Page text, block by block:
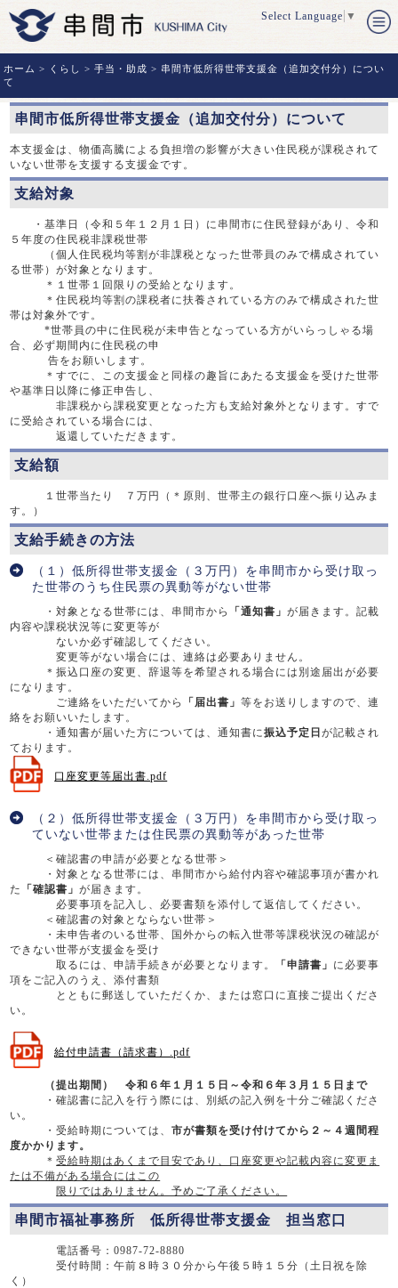
Select Language ▼
ホーム > くらし >手当・助成 > 串間市低所得世帯支援金（追加交付分）につい
て
串間市低所得世帯支援金（追加交付分）について
本支援金は、物価高騰による負担増の影響が大きい住民税が課税されて
いない世帯を支援する支援金です。
支給対象
・基準日（令和５年１２月１日）に串間市に住民登録があり、令和
５年度の住民税非課税世帯
（個人住民税均等割が非課税となった世帯員のみで構成されてい
る世帯）が対象となります。
＊１世帯１回限りの受給となります。
＊住民税均等割の課税者に扶養されている方のみで構成された世
帯は対象外です。
*世帯員の中に住民税が未申告となっている方がいらっしゃる場
合、必ず期間内に住民税の申
告をお願いします。
＊すでに、この支援金と同様の趣旨にあたる支援金を受けた世帯
や基準日以降に修正申告し、
非課税から課税変更となった方も支給対象外となります。すで
に受給されている場合には、
返還していただきます。
支給額
１世帯当たり ７万円（＊原則、世帯主の銀行口座へ振り込みま
す。）
支給手続きの方法
（１）低所得世帯支援金（３万円）を串間市から受け取っ
た世帯のうち住民票の異動等がない世帯
・対象となる世帯には、串間市から 「通知書」が届きます。記載
内容や課税状況等に変更等が
ないか必ず確認してください。
変更等がない場合には、連絡は必要ありません。
＊振込口座の変更、辞退等を希望される場合には別途届出が必要
になります。
ご連絡をいただいてから
「届出書」等をお送りしますので、連
絡をお願いいたします。
・通知書が届いた方については、通知書に振込予定日が記載され
ております。
口座変更等届出書.pdf
（２）低所得世帯支援金（３万円）を串間市から受け取っ
ていない世帯または住民票の異動等があった世帯
＜確認書の申請が必要となる世帯＞
・対象となる世帯には、串間市から給付内容や確認事項が書かれ
た
「確認書」が届きます。
必要事項を記入し、必要書類を添付して返信してください。
＜確認書の対象とならない世帯＞
・未申告者のいる世帯、国外からの転入世帯等課税状況の確認が
できない世帯が支援金を受け
取るには、申請手続きが必要となります。
「申請書」 に必要事
項をご記入のうえ、添付書類
とともに郵送していただくか、または窓口に直接ご提出くださ
い。
給付申請書（請求書）.pdf
（提出期間） 令和６年１月１５日～令和６年３月１５日まで
・確認書に記入を行う際には、別紙の記入例を十分ご確認くださ
い。
・受給時期については、市が書類を受け付けてから２～４週間程
度かかります。
＊受給時期はあくまで目安であり、口座変更や記載内容に変更ま
たは不備がある場合にはこの
限りではありません。予めご了承ください。
串間市福祉事務所 低所得世帯支援金 担当窓口
電話番号：0987-72-8880
受付時間：午前８時３０分から午後５時１５分（土日祝を除
く）